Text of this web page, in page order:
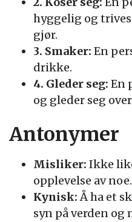
hyggelig og
gjør.
3. Smaker: En
drikke.
4. Gleder seg: En
og gleder seg
Antonymer
Misliker: Ikke
opplevelse av noe.
Kynisk:Å ha et
syn på verden og